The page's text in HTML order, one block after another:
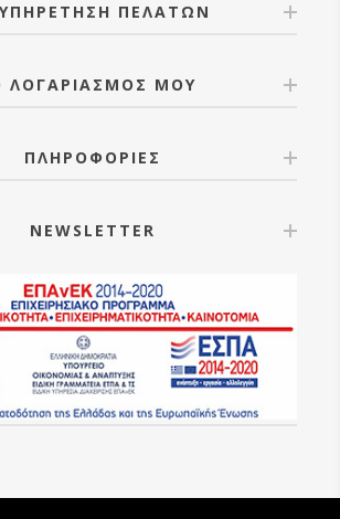
ΠΕΛΑΤΩΝ
ΛΟΓΑΡΙΑΣΜΟΣ ΜΟΥ
ΠΛΗΡΟΦΟΡΙΕΣ
NEWSLETTER